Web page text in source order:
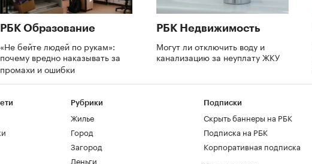
РБК Образование
«Не бейте людей по рукам»:
почему вредно наказывать за
промахи и ошибки
РБК Недвижимость
Могут ли отключить воду и
канализацию за неуплату ЖКУ
Рубрики
Жилье
Город
Загород
Деньги
Подписки
Скрыть баннеры на РБК
Подписка на РБК
Корпоративная подписка